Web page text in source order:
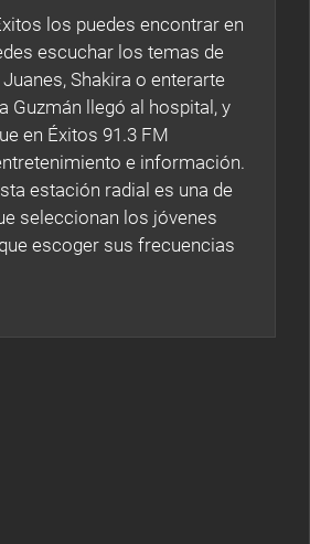
los puedes encontrar en
escuchar los temas de
Shakira o enterarte
Guzmán llegó al hospital, y
en Éxitos 91.3 FM
e información.
estación radial es una de
seleccionan los jóvenes
escoger sus frecuencias